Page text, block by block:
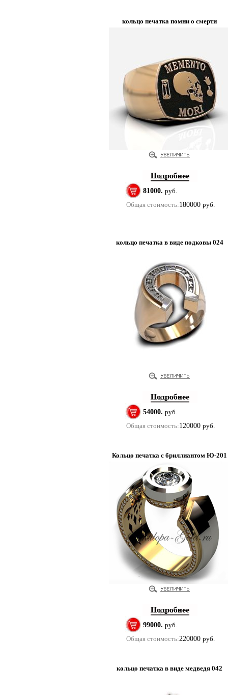
кольцо печатка помни о смерти
81000. руб.
Общая стоимость:180000 руб.
кольцо печатка в виде подковы 024
54000. руб.
Общая стоимость:120000 руб.
Кольцо печатка с бриллиантом Ю-201
99000. руб.
Общая стоимость:220000 руб.
кольцо печатка в виде медведя 042